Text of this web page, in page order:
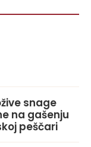
snage
na gašenju
peščari